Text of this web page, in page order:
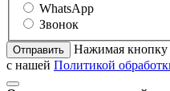
WhatsApp
Звонок
Отправить
Нажимая кнопку
с нашей Политикой